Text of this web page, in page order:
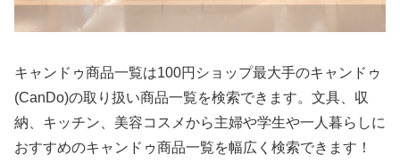
キャンドゥ商品一覧は100円ショップ最大手のキャンドゥ
(CanDo)の取り扱い商品一覧を検索できます。文具、収
納、キッチン、美容コスメから主婦や学生や一人暮らしに
おすすめのキャンドゥ商品一覧を幅広く検索できます！